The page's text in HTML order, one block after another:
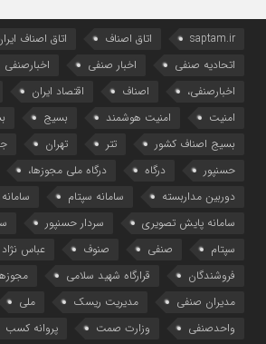
saptam.ir اتاق اصناف
اتاق اصناف
اتحادیه صنفی
اخبار صنفی
اخبارصنفی
اخبارصنفی،
اصناف اقتصاد ایران
امنیت
امنیت هوشمند بسیج
بسیج اصناف کشور
تتر تهران
حسنپور
درگاه درگاه ملی مجوزها،
دوربین مداربسته
سامانه سپتام
سامانه پایش تصویری
سردار حسنپور
سپتام
صنفی صنوف
عباس نژاد
فروشندگان
قرارگاه شهید سلامی
مدیران صنفی
مدیریت ریسک ملی
واحدصنفی
وزارت صمت پروانه کسب